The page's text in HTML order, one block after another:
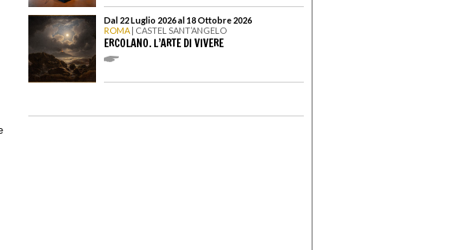
Dal 22 Luglio 2026 al 18 Ottobre 2026
ROMA | CASTEL SANT’ANGELO
ERCOLANO. L’ARTE DI VIVERE